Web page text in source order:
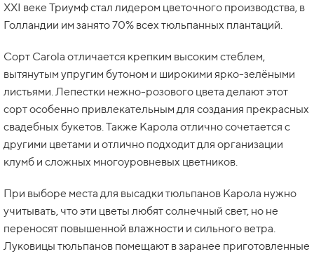
XXI веке Триумф стал лидером цветочного производства, в
Голландии им занято 70% всех тюльпанных плантаций.
Сорт Carola отличается крепким высоким стеблем,
вытянутым упругим бутоном и широкими ярко-зелёными
листьями. Лепестки нежно-розового цвета делают этот
сорт особенно привлекательным для создания прекрасных
свадебных букетов. Также Карола отлично сочетается с
другими цветами и отлично подходит для организации
клумб и сложных многоуровневых цветников.
При выборе места для высадки тюльпанов Карола нужно
учитывать, что эти цветы любят солнечный свет, но не
переносят повышенной влажности и сильного ветра.
Луковицы тюльпанов помещают в заранее приготовленные